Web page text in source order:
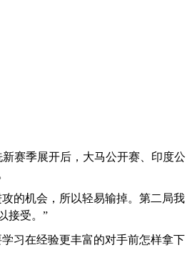
赛季展开后，大马公开赛、印度公
的机会，所以轻易输掉。第二局我
接受。”
习在经验更丰富的对手前怎样拿下